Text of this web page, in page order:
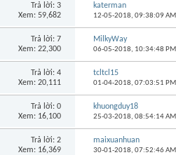
Trả lời: 3
Xem: 59,682
katerman
12-05-2018,09:38:09 AM
Trả lời: 7
Xem: 22,300
MilkyWay
06-05-2018, 10:34:48 PM
Trả lời: 4
Xem: 20,111
tcltcl15
01-04-2018,07:03:51 PM
Trả lời: 0
Xem: 16,100
khuongduy18
25-03-2018,08:54:14 AM
Trả lời: 2
Xem: 16,369
maixuanhuan
30-01-2018,07:52:46 AM